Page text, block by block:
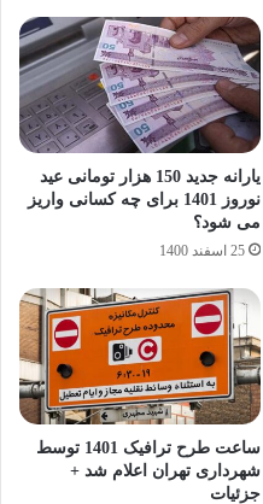
یارانه جدید 150 هزار تومانی عید
نوروز 1401 برای چه کسانی واریز
می شود؟
25 اسفند 1400
ساعت طرح ترافیک 1401 توسط
شهرداری تهران اعلام شد +
جزئیات